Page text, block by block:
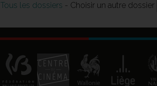
Tous les dossiers - Choisir un autre dossier